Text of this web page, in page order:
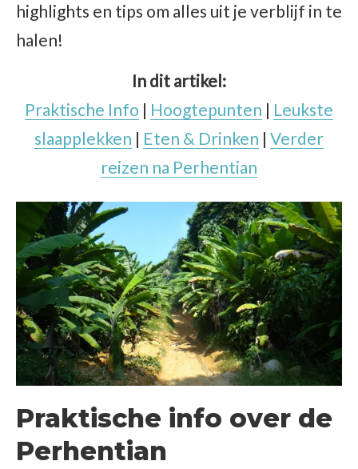
highlights en tips om alles uit je verblijf in te
halen!
In dit artikel:
Praktische Info | Hoogtepunten | Leukste
slaapplekken | Eten & Drinken | Verder
reizen na Perhentian
Praktische info over de
Perhentian